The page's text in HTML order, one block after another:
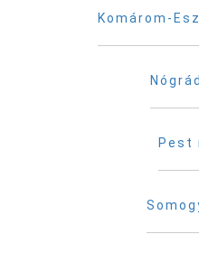
Komárom-
Pest